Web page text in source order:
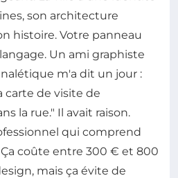
son architecture
histoire. Votre panneau
Un ami graphiste
m'a dit un jour :
carte de visite de
la rue." Il avait raison.
qui comprend
coûte entre 300 € et 800
mais ça évite de